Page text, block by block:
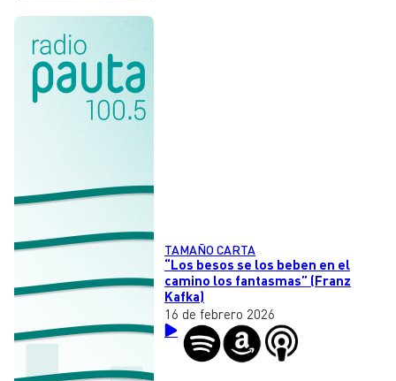
TAMAÑO CARTA
“Los besos se los beben en el
camino los fantasmas” (Franz
Kafka)
16 de febrero 2026